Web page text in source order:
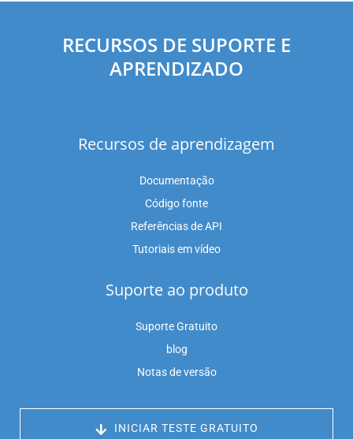
RECURSOS DE SUPORTE E
APRENDIZADO
Recursos de aprendizagem
Documentação
Código fonte
Referências de API
Tutoriais em vídeo
Suporte ao produto
Suporte Gratuito
blog
Notas de versão
INICIAR TESTE GRATUITO